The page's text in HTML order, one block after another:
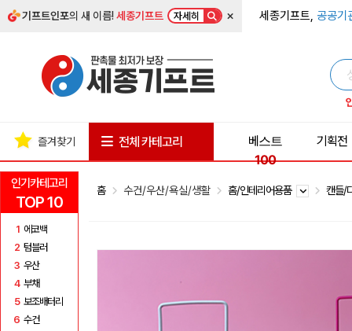
기프트인포의 새 이름!세종기프트 자세히 × 세종기프트, 공공기
인기카테고리
TOP 10
1 에코백
2 텀블러
3 우산
4 부채
5 보조배터리
6 수건
즐겨찾기 전체 카테고리
베스트
100
기획전
홈 수건/우산/욕실/생활 홈/인테리어용품 캔들/